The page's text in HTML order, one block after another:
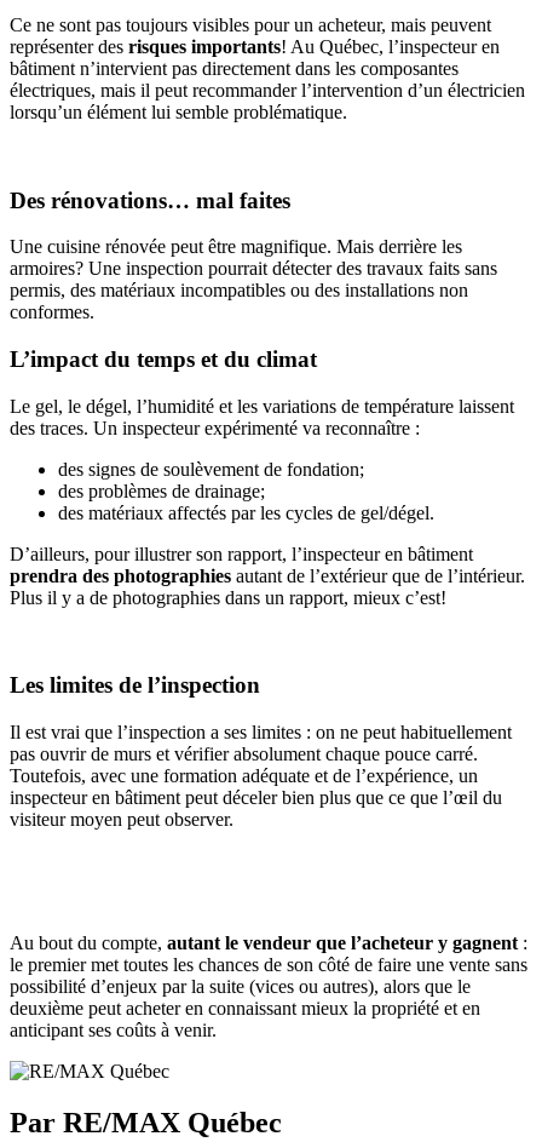
Ce ne sont pas toujours visibles pour un acheteur, mais peuvent
représenter des risques importants! Au Québec, l’inspecteur en
bâtiment n’intervient pas directement dans les composantes
électriques, mais il peut recommander l’intervention d’un électricien
lorsqu’un élément lui semble problématique.
Des rénovations… mal faites
Une cuisine rénovée peut être magnifique. Mais derrière les
armoires? Une inspection pourrait détecter des travaux faits sans
permis, des matériaux incompatibles ou des installations non
conformes.
L’impact du temps et du climat
Le gel, le dégel, l’humidité et les variations de température laissent
des traces. Un inspecteur expérimenté va reconnaître :
des signes de soulèvement de fondation;
des problèmes de drainage;
des matériaux affectés par les cycles de gel/dégel.
D’ailleurs, pour illustrer son rapport, l’inspecteur en bâtiment
prendra des photographies autant de l’extérieur que de l’intérieur.
Plus il y a de photographies dans un rapport, mieux c’est!
Les limites de l’inspection
Il est vrai que l’inspection a ses limites : on ne peut habituellement
pas ouvrir de murs et vérifier absolument chaque pouce carré.
Toutefois, avec une formation adéquate et de l’expérience, un
inspecteur en bâtiment peut déceler bien plus que ce que l’œil du
visiteur moyen peut observer.
Au bout du compte, autant le vendeur que l’acheteur y gagnent :
le premier met toutes les chances de son côté de faire une vente sans
possibilité d’enjeux par la suite (vices ou autres), alors que le
deuxième peut acheter en connaissant mieux la propriété et en
anticipant ses coûts à venir.
Par RE/MAX Québec